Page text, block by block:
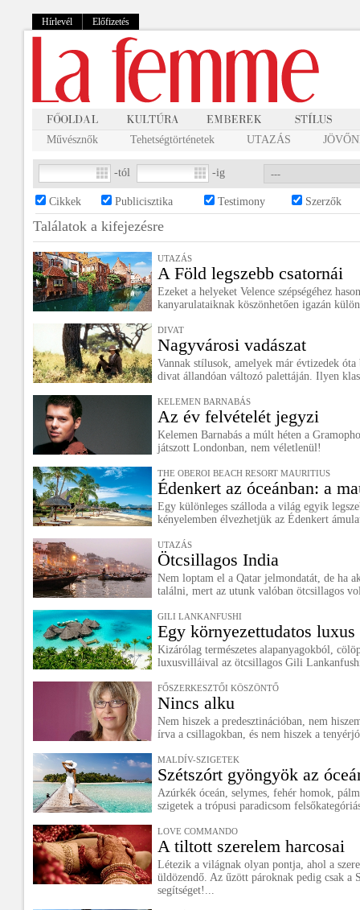
Hírlevél Előfizetés
Művésznők Tehetségtörténetek UTAZÁS
-tól -ig
Cikkek Publicisztika Testimony Szerzők
Találatok a kifejezésre
UTAZÁS
A Föld legszebb csatornái
Ezeket a helyeket Velence szépségéhez
kanyarulataiknak köszönhetően igazán
DIVAT
Nagyvárosi vadászat
Vannak stílusok, amelyek már évtizedek
divat állandóan változó palettáján. Ilyen
KELEMEN BARNABÁS
Az év felvételét jegyzi
Kelemen Barnabás a múlt héten a
játszott Londonban, nem véletlenül!
THE OBEROI BEACH RESORT MAURITIUS
Édenkert az óceánban: a
Egy különleges szálloda a világ egyik
kényelemben élvezhetjük az Édenkert
UTAZÁS
Ötcsillagos India
Nem loptam el a Qatar jelmondatát, de ha
találni, mert az utunk valóban ötcsillagos
GILI LANKANFUSHI
Egy környezettudatos luxus
Kizárólag természetes alapanyagokból,
luxusvilláival az ötcsillagos Gili
FŐSZERKESZTŐI KÖSZÖNTŐ
Nincs alku
Nem hiszek a predesztinációban, nem
írva a csillagokban, és nem hiszek a
MALDÍV-SZIGETEK
Szétszórt gyöngyök az
Azúrkék óceán, selymes, fehér homok,
szigetek a trópusi paradicsom
LOVE COMMANDO
A tiltott szerelem harcosai
Létezik a világnak olyan pontja, ahol a
üldözendő. Az űzött pároknak pedig csak a
segítséget!...